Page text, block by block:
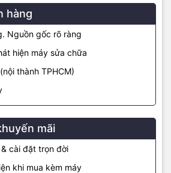
hàng
Nguồn gốc rõ ràng
hiện máy sửa chữa
thành TPHCM)
mãi
cài đặt trọn đời
khi mua kèm máy